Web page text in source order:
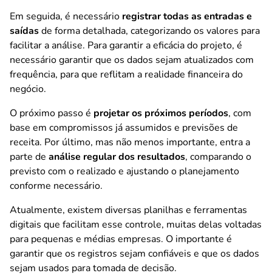
Em seguida, é necessário registrar todas as entradas e
saídasde forma detalhada, categorizando os valores para
facilitar a análise. Para garantir a eficácia do projeto, é
necessário garantir que os dados sejam atualizados com
frequência, para que reflitam a realidade financeira do
negócio.
O próximo passo é projetar os próximos períodos, com
base em compromissos já assumidos e previsões de
receita. Por último, mas não menos importante, entra a
parte de análise regular dos resultados, comparando o
previsto com o realizado e ajustando o planejamento
conforme necessário.
Atualmente, existem diversas planilhas e ferramentas
digitais que facilitam esse controle, muitas delas voltadas
para pequenas e médias empresas. O importante é
garantir que os registros sejam confiáveis e que os dados
sejam usados para tomada de decisão.